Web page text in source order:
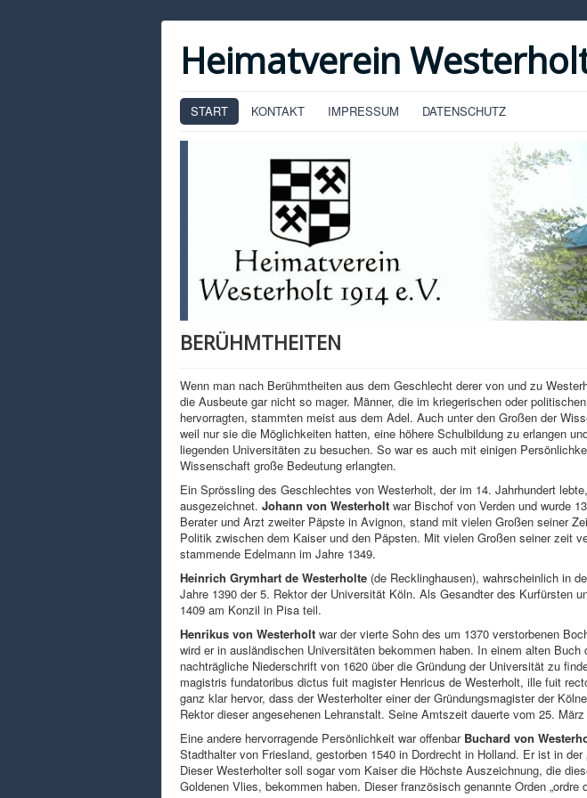
Heimatverein
START KONTAKT IMPRESSUM DATENSCHUTZ
BERÜHMTHEITEN
Wenn man nach Berühmtheiten aus dem Geschlecht derer von und zu
die Ausbeute gar nicht so mager. Männer, die im kriegerischen oder
hervorragten, stammten meist aus dem Adel. Auch unter den Großen der
weil nur sie die Möglichkeiten hatten, eine höhere Schulbildung zu erlangen
liegenden Universitäten zu besuchen. So war es auch mit einigen
Wissenschaft große Bedeutung erlangten.
Ein Sprössling des Geschlechtes von Westerholt, der im 14. Jahrhundert
ausgezeichnet. Johann von Westerholt war Bischof von Verden und wurde
Berater und Arzt zweiter Päpste in Avignon, stand mit vielen Großen seiner
Politik zwischen dem Kaiser und den Päpsten. Mit vielen Großen seiner zeit
stammende Edelmann im Jahre 1349.
Heinrich Grymhart de Westerholte (de Recklinghausen), wahrscheinlich in
Jahre 1390 der 5. Rektor der Universität Köln. Als Gesandter des Kurfürsten
1409 am Konzil in Pisa teil.
Henrikus von Westerholt war der vierte Sohn des um 1370 verstorbenen
wird er in ausländischen Universitäten bekommen haben. In einem alten
nachträgliche Niederschrift von 1620 über die Gründung der Universität zu
magistris fundatoribus dictus fuit magister Henricus de Westerholt, ille fuit
ganz klar hervor, dass der Westerholter einer der Gründungsmagister der
Rektor dieser angesehenen Lehranstalt. Seine Amtszeit dauerte vom 25.
Eine andere hervorragende Persönlichkeit war offenbar Buchard von
Stadthalter von Friesland, gestorben 1540 in Dordrecht in Holland. Er ist in der
Dieser Westerholter soll sogar vom Kaiser die Höchste Auszeichnung, die
Goldenen Vlies, bekommen haben. Dieser französisch genannte Orden „ordre